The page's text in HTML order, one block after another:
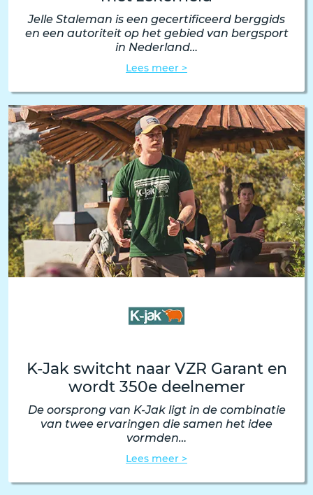
Jelle Staleman is een gecertificeerd berggids
en een autoriteit op het gebied van bergsport
in Nederland…
Lees meer >
K-Jak switcht naar VZR Garant en
wordt 350e deelnemer
De oorsprong van K-Jak ligt in de combinatie
van twee ervaringen die samen het idee
vormden…
Lees meer >